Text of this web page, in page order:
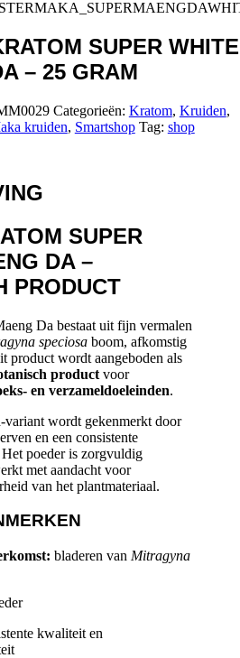
SUPER WHITE
– 25 GRAM
Categorieën: Kratom, Kruiden,
kruiden, Smartshop Tag: shop
SUPER
DA –
PRODUCT
Da bestaat uit fijn vermalen
speciosa boom, afkomstig
product wordt aangeboden als
product voor
en verzameldoeleinden.
wordt gekenmerkt door
en een consistente
poeder is zorgvuldig
met aandacht voor
van het plantmateriaal.
bladeren van Mitragyna
kwaliteit en